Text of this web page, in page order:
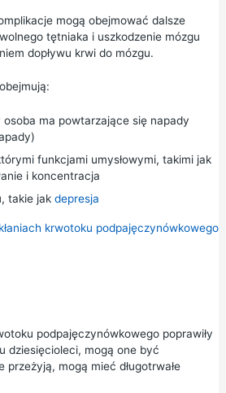
mogą obejmować dalsze
tętniaka i uszkodzenie mózgu
dopływu krwi do mózgu.
osoba ma powtarzające się napady
funkcjami umysłowymi, takimi jak
i koncentracja
takie jak depresja
krwotoku podpajęczynówkowego
podpajęczynówkowego poprawiły
dziesięcioleci, mogą one być
mogą mieć długotrwałe